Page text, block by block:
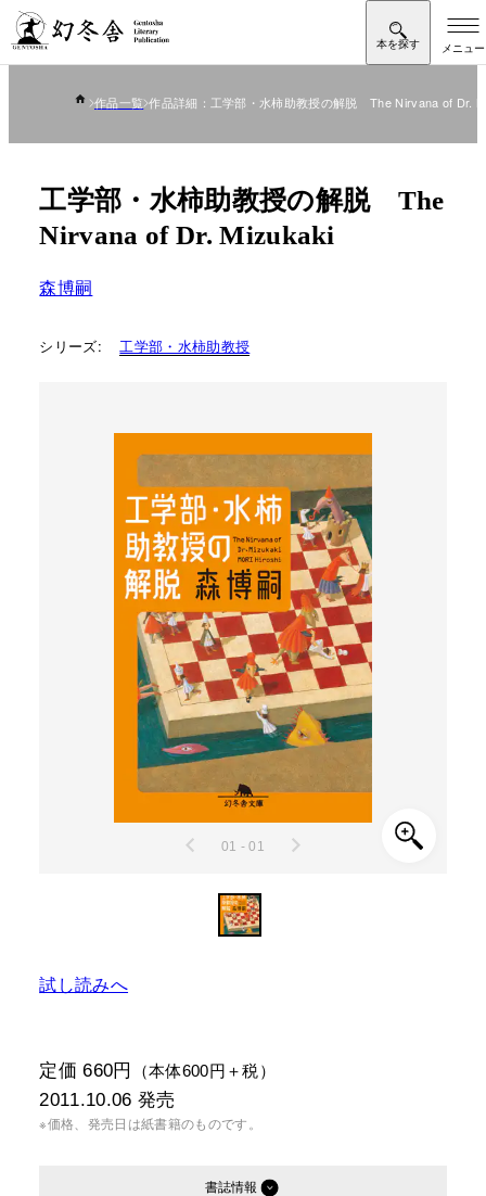
作品一覧 作品詳細：工学部・水柿助教授の解脱 The Nirvana of Dr.
工学部・水柿助教授の解脱 The
Nirvana of Dr. Mizukaki
森博嗣
シリーズ: 工学部・水柿助教授
01 - 01
試し読みへ
定価 660円 （本体600円＋税）
2011.10.06 発売
※価格、発売日は紙書籍のものです。
書誌情報